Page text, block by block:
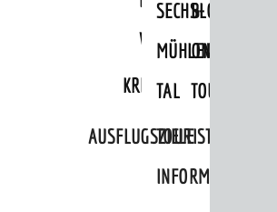
WEINHEIM
KRIEGERDENKMAL
SECHS-
MÜHLEN-
TAL
BLOGGER
ON
TOUR
AUSFLUGSZIELE
TOURIST
INFORMATION
Beteiligungen in der